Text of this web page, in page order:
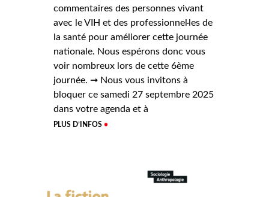
commentaires des personnes vivant
avec le VIH et des professionnel·les de
la santé pour améliorer cette journée
nationale. Nous espérons donc vous
voir nombreux lors de cette 6ème
journée. ➞ Nous vous invitons à
bloquer ce samedi 27 septembre 2025
dans votre agenda et à
PLUS D’INFOS